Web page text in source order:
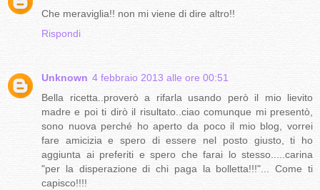
Che meraviglia!! non mi viene di dire altro!!
Rispondi
Unknown 4 febbraio 2013 alle ore 00:51
Bella ricetta..proverò a rifarla usando però il mio lievito
madre e poi ti dirò il risultato..ciao comunque mi presentò,
sono nuova perché ho aperto da poco il mio blog, vorrei
fare amicizia e spero di essere nel posto giusto, ti ho
aggiunta ai preferiti e spero che farai lo stesso.....carina
"per la disperazione di chi paga la bolletta!!!"... Come ti
capisco!!!!